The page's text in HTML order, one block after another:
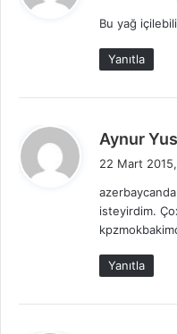
i
k
i
Bu yağ
Yanıtla
Aynur
22 Mart
isteyirdim.
Yanıtla